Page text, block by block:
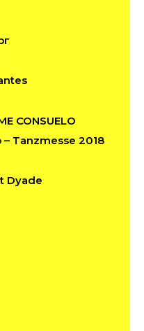
CONSUELO
– Tanzmesse 2018
Dyade